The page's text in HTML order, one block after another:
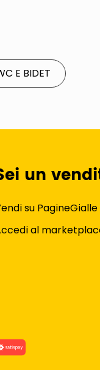
E BIDET
un
su
al